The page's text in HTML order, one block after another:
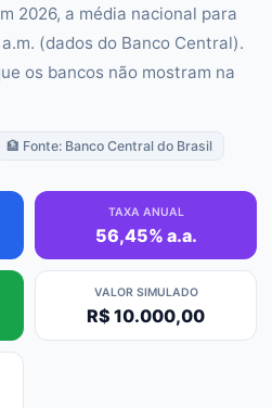
2026, a média nacional para
(dados do Banco Central).
os bancos não mostram na
🏦 Fonte: Banco Central do Brasil
TAXA ANUAL
56,45% a.a.
VALOR SIMULADO
R$ 10.000,00